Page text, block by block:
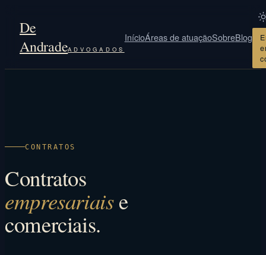
De
AndradeADVOGADOS
InícioÁreas de atuaçãoSobreBlog
CONTRATOS
Contratos
empresariaise
comerciais.